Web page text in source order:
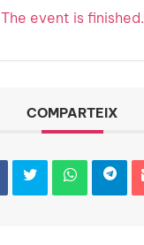
The event is finished.
COMPARTEIX